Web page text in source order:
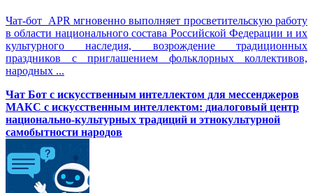
Чат-бот APR мгновенно выполняет просветительскую работу
в области национального состава Российской Федерации и их
культурного наследия, возрождение традиционных
праздников с приглашением фольклорных коллективов,
народных ...
Чат Бот с искусственным интеллектом для мессенджеров
МАКС с искусственным интеллектом: диалоговый центр
национально-культурных традиций и этнокультурной
самобытности народов